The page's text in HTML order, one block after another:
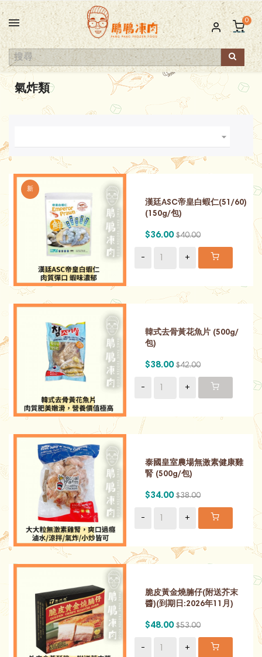
0
氣炸類

新
漢廷ASC帝皇白蝦仁(51/60)
(150g/包)
$36.00 $40.00
- +
韓式去骨黃花魚片 (500g/
包)
$38.00 $42.00
- +
泰國皇室農場無激素健康雞
腎 (500g/包)
$34.00 $38.00
- +
脆皮黃金燒腩仔(附送芥末
醬)(到期日:2026年11月)
$48.00 $53.00
- +